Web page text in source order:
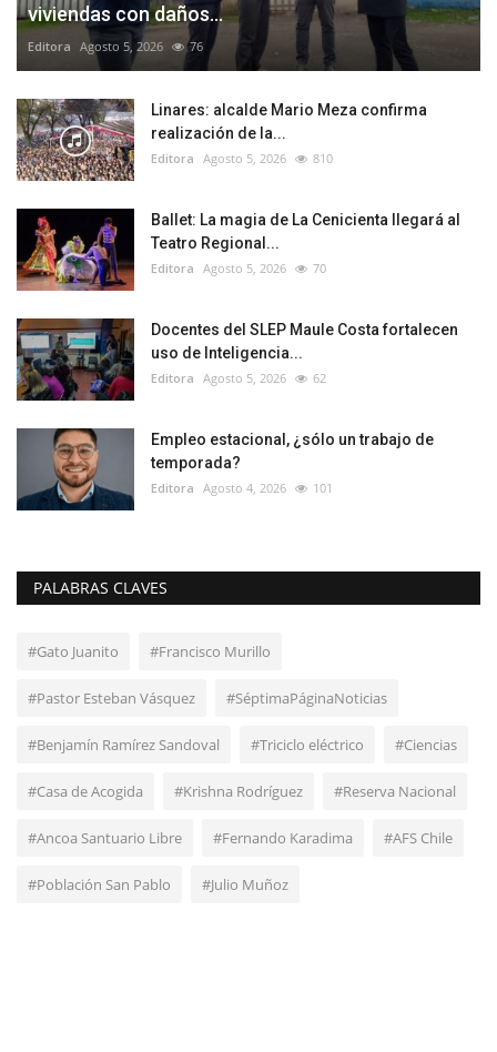
viviendas con daños...
Editora Agosto 5, 2026 76
Linares: alcalde Mario Meza confirma
realización de la...
Editora Agosto 5, 2026 810
Ballet: La magia de La Cenicienta llegará al
Teatro Regional...
Editora Agosto 5, 2026 70
Docentes del SLEP Maule Costa fortalecen
uso de Inteligencia...
Editora Agosto 5, 2026 62
Empleo estacional, ¿sólo un trabajo de
temporada?
Editora Agosto 4, 2026 101
PALABRAS CLAVES
#Gato Juanito #Francisco Murillo
#Pastor Esteban Vásquez #SéptimaPáginaNoticias
#Benjamín Ramírez Sandoval #Triciclo eléctrico #Ciencias
#Casa de Acogida #Krishna Rodríguez #Reserva Nacional
#Ancoa Santuario Libre #Fernando Karadima #AFS Chile
#Población San Pablo #Julio Muñoz